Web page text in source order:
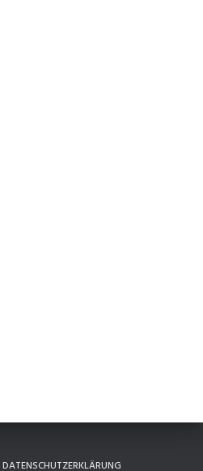
DATENSCHUTZERKLÄRUNG